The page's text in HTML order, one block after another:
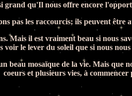
grand qu'Il nous offre encore
pas les raccourcis; ils peuvent être
Mais il est vraiment beau si nous
le lever du soleil que si nous
beau mosaïque de la vie. Mais
coeurs et plusieurs vies, à